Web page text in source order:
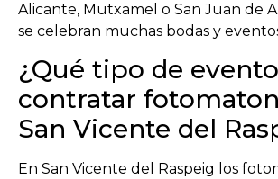
Alicante, Mutxamel o San Juan de
se celebran muchas bodas y
¿Qué tipo de
contratar
San Vicente del
En San Vicente del Raspeig los